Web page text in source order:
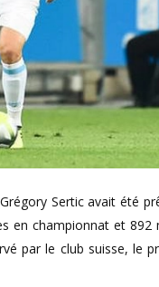
Sertic avait été
en championnat et
par le club suisse, le